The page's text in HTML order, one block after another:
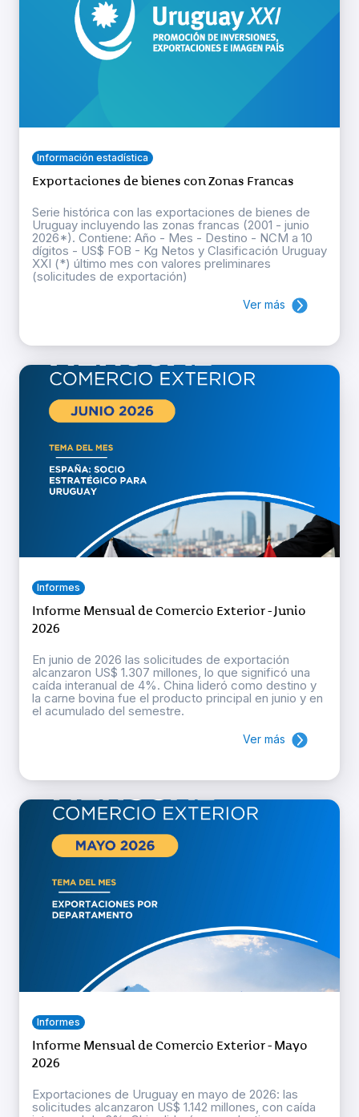
Información estadística
Exportaciones de bienes con Zonas Francas
Serie histórica con las exportaciones de bienes de
Uruguay incluyendo las zonas francas (2001 - junio
2026*). Contiene: Año - Mes - Destino - NCM a 10
dígitos - US$ FOB - Kg Netos y Clasificación Uruguay
XXI (*) último mes con valores preliminares
(solicitudes de exportación)
Ver más
Informes
Informe Mensual de Comercio Exterior - Junio
2026
En junio de 2026 las solicitudes de exportación
alcanzaron US$ 1.307 millones, lo que significó una
caída interanual de 4%. China lideró como destino y
la carne bovina fue el producto principal en junio y en
el acumulado del semestre.
Ver más
Informes
Informe Mensual de Comercio Exterior - Mayo
2026
Exportaciones de Uruguay en mayo de 2026: las
solicitudes alcanzaron US$ 1.142 millones, con caída